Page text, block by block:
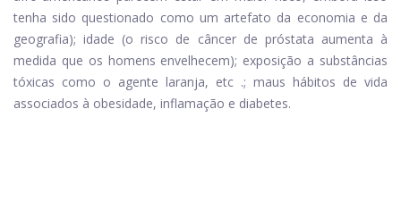
tenha sido questionado como um artefato da economia e da
geografia); idade (o risco de câncer de próstata aumenta à
medida que os homens envelhecem); exposição a substâncias
tóxicas como o agente laranja, etc .; maus hábitos de vida
associados à obesidade, inflamação e diabetes.